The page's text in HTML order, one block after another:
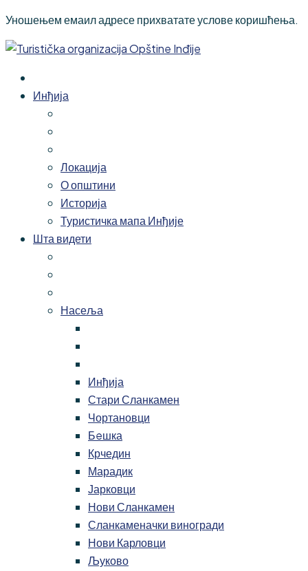
Уношењем емаил адресе прихватате услове коришћења.
Инђија
Локација
О општини
Историја
Туристичка мапа Инђије
Шта видети
Насеља
Инђија
Стари Сланкамен
Чортановци
Бeшка
Крчедин
Марадик
Јарковци
Нови Сланкамен
Сланкаменачки виногради
Нови Карловци
Љуково